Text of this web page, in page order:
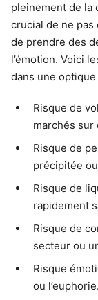
pleinement de la
crucial de ne pas
de prendre des
l’émotion. Voici
dans une
Risque de
marchés
Risque de
précipitée
Risque de
rapidement
Risque de
secteur ou
Risque
ou l’euphorie.